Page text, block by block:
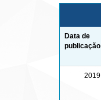
Data de
publicação
2019